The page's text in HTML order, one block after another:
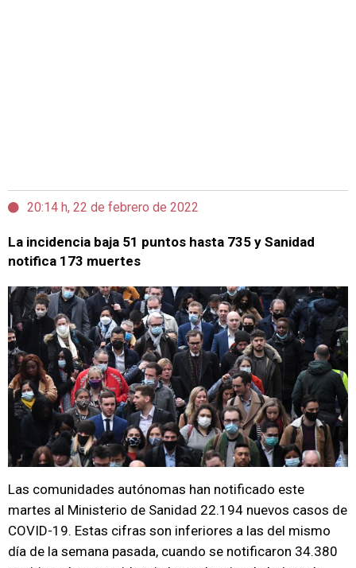
20:14 h, 22 de febrero de 2022
La incidencia baja 51 puntos hasta 735 y Sanidad
notifica 173 muertes
Las comunidades autónomas han notificado este
martes al Ministerio de Sanidad 22.194 nuevos casos de
COVID-19. Estas cifras son inferiores a las del mismo
día de la semana pasada, cuando se notificaron 34.380